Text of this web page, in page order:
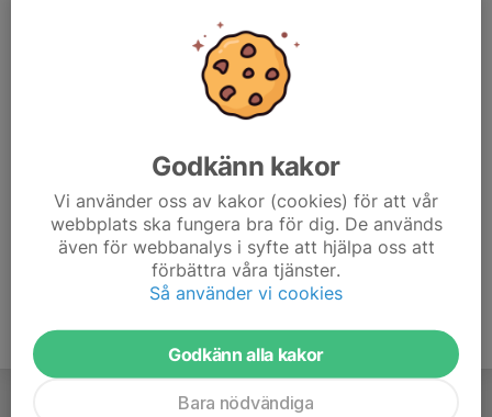
Godkänn kakor
Vi använder oss av kakor (cookies) för att vår
webbplats ska fungera bra för dig. De används
även för webbanalys i syfte att hjälpa oss att
förbättra våra tjänster.
Så använder vi cookies
Godkänn alla kakor
Bara nödvändiga